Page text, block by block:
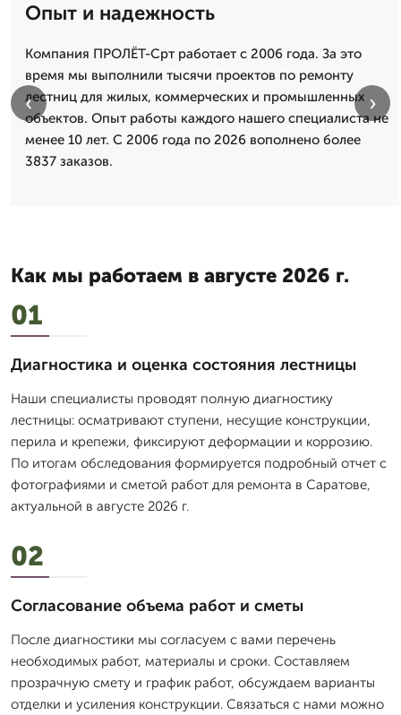
Опыт и надежность
Компания ПРОЛЁТ-Срт работает с 2006 года. За это
время мы выполнили тысячи проектов по ремонту
лестниц для жилых, коммерческих и промышленных
объектов. Опыт работы каждого нашего специалиста не
менее 10 лет. С 2006 года по 2026 вополнено более
3837 заказов.
‹ ›
Как мы работаем в августе 2026 г.
01
Диагностика и оценка состояния лестницы
Наши специалисты проводят полную диагностику
лестницы: осматривают ступени, несущие конструкции,
перила и крепежи, фиксируют деформации и коррозию.
По итогам обследования формируется подробный отчет с
фотографиями и сметой работ для ремонта в Саратове,
актуальной в августе 2026 г.
02
Согласование объема работ и сметы
После диагностики мы согласуем с вами перечень
необходимых работ, материалы и сроки. Составляем
прозрачную смету и график работ, обсуждаем варианты
отделки и усиления конструкции. Связаться с нами можно